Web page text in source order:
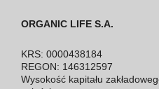
ORGANIC LIFE S.A.
KRS: 0000438184
REGON: 146312597
Wysokość kapitału